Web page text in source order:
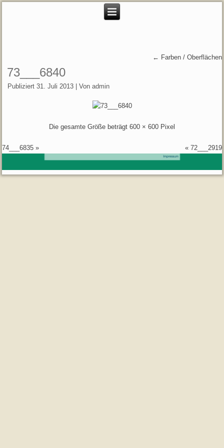
← Farben / Oberflächen
73___6840
Publiziert 31. Juli 2013 |Von admin
Die gesamte Größe beträgt 600 × 600 Pixel
74___6835 » « 72___2919